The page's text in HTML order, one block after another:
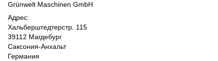
Grünwelt Maschinen GmbH
Адрес:
Хальберштедтерстр. 115
39112 Магдебург
Саксония-Анхальт
Германия